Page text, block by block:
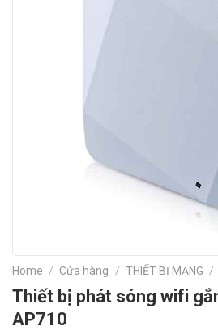
Home / Cửa hàng / THIẾT BỊ MẠNG /
Thiết bị phát sóng wifi
AP710